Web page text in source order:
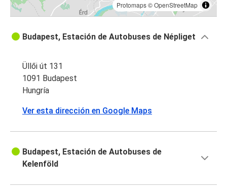
Protomaps©OpenStreetMap
Budapest, Estación de Autobuses de Népliget
Üllői út 131
1091 Budapest
Hungría
Ver esta dirección en Google Maps
Budapest, Estación de Autobuses de
Kelenföld